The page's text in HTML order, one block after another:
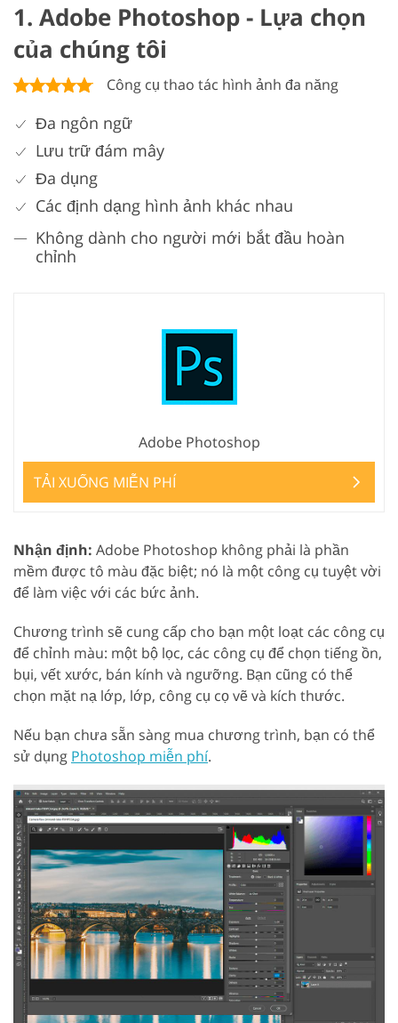
1. Adobe Photoshop - Lựa chọn
của chúng tôi
Công cụ thao tác hình ảnh đa năng
Đa ngôn ngữ
Lưu trữ đám mây
Đa dụng
Các định dạng hình ảnh khác nhau
Không dành cho người mới bắt đầu hoàn
chỉnh
Adobe Photoshop
TẢI XUỐNG MIỄN PHÍ
Nhận định: Adobe Photoshop không phải là phần
mềm được tô màu đặc biệt; nó là một công cụ tuyệt vời
để làm việc với các bức ảnh.
Chương trình sẽ cung cấp cho bạn một loạt các công cụ
để chỉnh màu: một bộ lọc, các công cụ để chọn tiếng ồn,
bụi, vết xước, bán kính và ngưỡng. Bạn cũng có thể
chọn mặt nạ lớp, lớp, công cụ cọ vẽ và kích thước.
Nếu bạn chưa sẵn sàng mua chương trình, bạn có thể
sử dụng Photoshop miễn phí.